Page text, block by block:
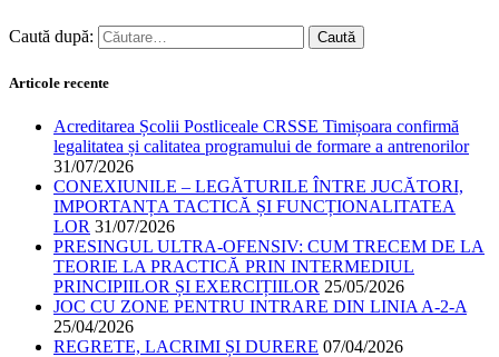
Caută după:
Articole recente
Acreditarea Școlii Postliceale CRSSE Timișoara confirmă
legalitatea și calitatea programului de formare a antrenorilor
31/07/2026
CONEXIUNILE – LEGĂTURILE ÎNTRE JUCĂTORI,
IMPORTANȚA TACTICĂ ȘI FUNCȚIONALITATEA
LOR 31/07/2026
PRESINGUL ULTRA-OFENSIV: CUM TRECEM DE LA
TEORIE LA PRACTICĂ PRIN INTERMEDIUL
PRINCIPIILOR ȘI EXERCIȚIILOR 25/05/2026
JOC CU ZONE PENTRU INTRARE DIN LINIA A-2-A
25/04/2026
REGRETE, LACRIMI ȘI DURERE 07/04/2026